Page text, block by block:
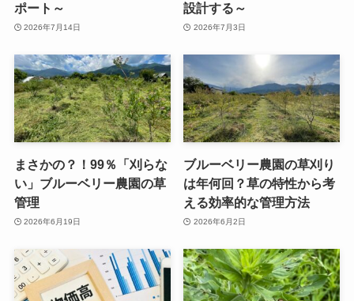
ポート～
2026年7月14日
設計する～
2026年7月3日
まさかの？！99％「刈らな
い」ブルーベリー農園の草
管理
2026年6月19日
ブルーベリー農園の草刈り
は年何回？草の特性から考
える効率的な管理方法
2026年6月2日